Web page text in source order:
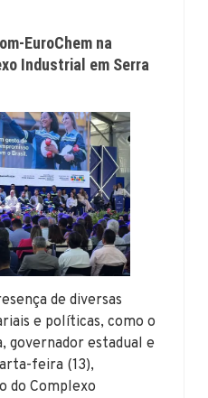
EuroChem na
Industrial em Serra
de diversas
e políticas, como o
governador estadual e
feira (13),
do Complexo